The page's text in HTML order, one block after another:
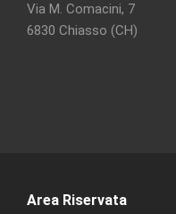
Via M. Comacini, 7
6830 Chiasso (CH)
Area Riservata